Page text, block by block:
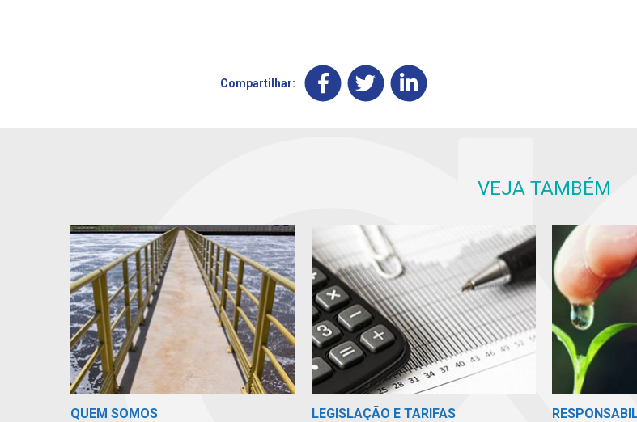
Compartilhar:
VEJA TAMBÉM
QUEM SOMOS LEGISLAÇÃO E TARIFAS